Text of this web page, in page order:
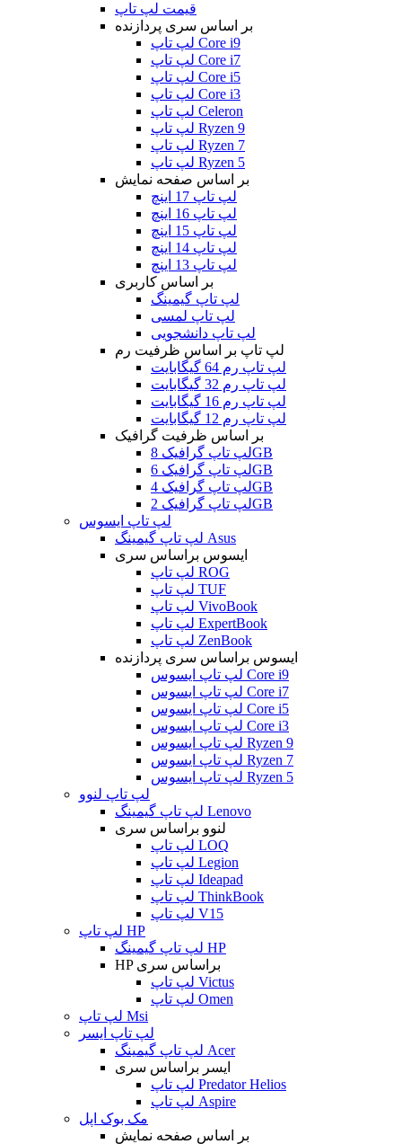
قیمت لپ تاپ
بر اساس سری پردازنده
لپ تاپ Core i9
لپ تاپ Core i7
لپ تاپ Core i5
لپ تاپ Core i3
لپ تاپ Celeron
لپ تاپ Ryzen 9
لپ تاپ Ryzen 7
لپ تاپ Ryzen 5
بر اساس صفحه نمایش
لپ تاپ 17 اینچ
لپ تاپ 16 اینچ
لپ تاپ 15 اینچ
لپ تاپ 14 اینچ
لپ تاپ 13 اینچ
بر اساس کاربری
لپ تاپ گیمینگ
لپ تاپ لمسی
لپ تاپ دانشجویی
لپ تاپ بر اساس ظرفیت رم
لپ تاپ رم 64 گیگابایت
لپ تاپ رم 32 گیگابایت
لپ تاپ رم 16 گیگابایت
لپ تاپ رم 12 گیگابایت
بر اساس ظرفیت گرافیک
لپ تاپ گرافیک 8GB
لپ تاپ گرافیک 6GB
لپ تاپ گرافیک 4GB
لپ تاپ گرافیک 2GB
لپ تاپ ایسوس
لپ تاپ گیمینگ Asus
ایسوس براساس سری
لپ تاپ ROG
لپ تاپ TUF
لپ تاپ VivoBook
لپ تاپ ExpertBook
لپ تاپ ZenBook
ایسوس براساس سری پردازنده
لپ تاپ ایسوس Core i9
لپ تاپ ایسوس Core i7
لپ تاپ ایسوس Core i5
لپ تاپ ایسوس Core i3
لپ تاپ ایسوس Ryzen 9
لپ تاپ ایسوس Ryzen 7
لپ تاپ ایسوس Ryzen 5
لپ تاپ لنوو
لپ تاپ گیمینگ Lenovo
لنوو براساس سری
لپ تاپ LOQ
لپ تاپ Legion
لپ تاپ Ideapad
لپ تاپ ThinkBook
لپ تاپ V15
لپ تاپ HP
لپ تاپ گیمینگ HP
HP براساس سری
لپ تاپ Victus
لپ تاپ Omen
لپ تاپ Msi
لپ تاپ ایسر
لپ تاپ گیمینگ Acer
ایسر براساس سری
لپ تاپ Predator Helios
لپ تاپ Aspire
مک بوک اپل
بر اساس صفحه نمایش